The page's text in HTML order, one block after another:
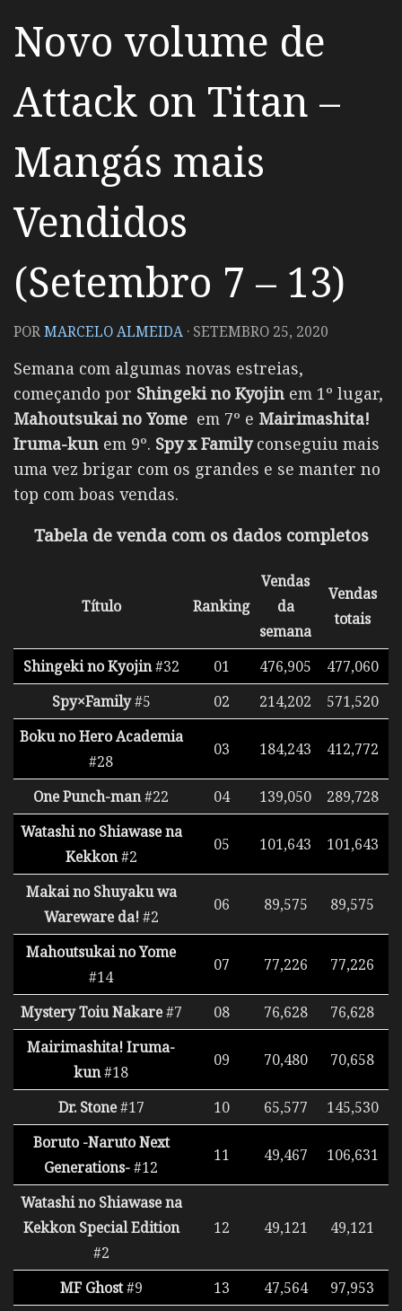
Novo volume de
Attack on Titan –
Mangás mais
Vendidos
(Setembro 7 – 13)
PORMARCELO ALMEIDA · SETEMBRO 25, 2020
Semana com algumas novas estreias,
começando por Shingeki no Kyojin em 1º lugar,
Mahoutsukai no Yome em 7º e Mairimashita!
Iruma-kun em 9º. Spy x Familyconseguiu mais
uma vez brigar com os grandes e se manter no
top com boas vendas.
Tabela de venda com os dados completos
Título Ranking
Vendas
da
semana
Vendas
totais
Shingeki no Kyojin#32 01 476,905
477,060
Spy×Family#5 02 214,202
571,520
Boku no Hero Academia
#28
03 184,243 412,772
One Punch-man#22 04 139,050
289,728
Watashi no Shiawase na
Kekkon#2
05 101,643 101,643
Makai no Shuyaku wa
Wareware da!#2
06 89,575 89,575
Mahoutsukai no Yome
#14
07 77,226 77,226
Mystery Toiu Nakare#7 08 76,628
76,628
Mairimashita! Iruma-
kun#18
09 70,480 70,658
Dr. Stone#17 10 65,577
145,530
Boruto -Naruto Next
Generations-#12
11 49,467 106,631
Watashi no Shiawase na
Kekkon Special Edition
#2
12 49,121 49,121
MF Ghost#9 13 47,564 97,953